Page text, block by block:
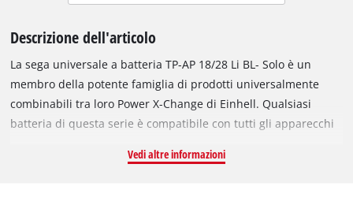
Descrizione dell'articolo
La sega universale a batteria TP-AP 18/28 Li BL- Solo è un
membro della potente famiglia di prodotti universalmente
combinabili tra loro Power X-Change di Einhell. Qualsiasi
batteria di questa serie è compatibile con tutti gli apparecchi
maggiore autonomia di lavoro dei tradizionali motori a
Vedi altre informazioni